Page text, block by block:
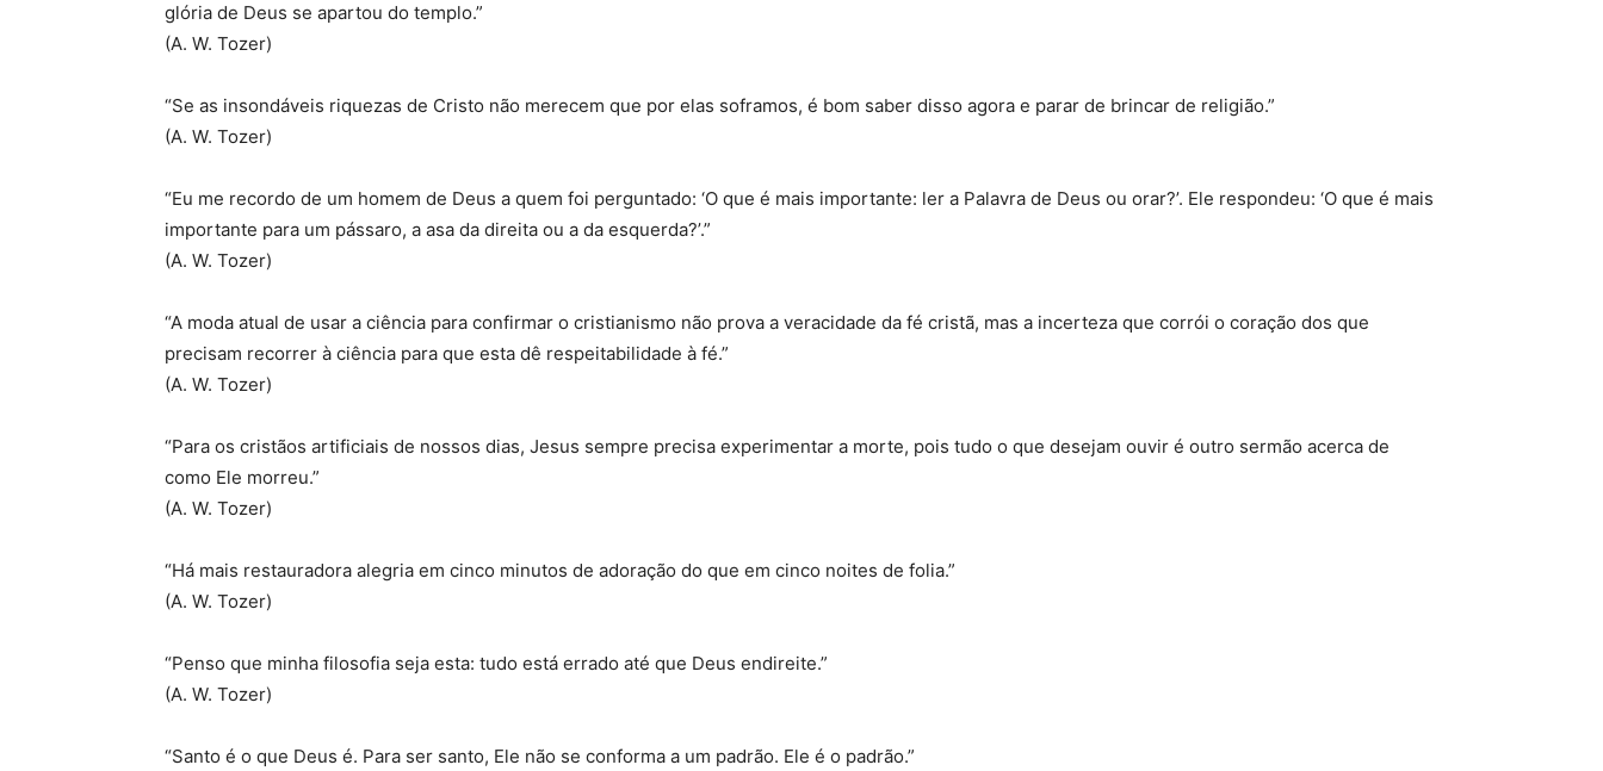
glória de Deus se apartou do templo.”
(A. W. Tozer)
“Se as insondáveis riquezas de Cristo não merecem que por elas soframos, é bom saber disso agora e parar de brincar de religião.”
(A. W. Tozer)
“Eu me recordo de um homem de Deus a quem foi perguntado: ‘O que é mais importante: ler a Palavra de Deus ou orar?’. Ele respondeu: ‘O que é mais
importante para um pássaro, a asa da direita ou a da esquerda?’.”
(A. W. Tozer)
“A moda atual de usar a ciência para confirmar o cristianismo não prova a veracidade da fé cristã, mas a incerteza que corrói o coração dos que
precisam recorrer à ciência para que esta dê respeitabilidade à fé.”
(A. W. Tozer)
“Para os cristãos artificiais de nossos dias, Jesus sempre precisa experimentar a morte, pois tudo o que desejam ouvir é outro sermão acerca de
como Ele morreu.”
(A. W. Tozer)
“Há mais restauradora alegria em cinco minutos de adoração do que em cinco noites de folia.”
(A. W. Tozer)
“Penso que minha filosofia seja esta: tudo está errado até que Deus endireite.”
(A. W. Tozer)
“Santo é o que Deus é. Para ser santo, Ele não se conforma a um padrão. Ele é o padrão.”